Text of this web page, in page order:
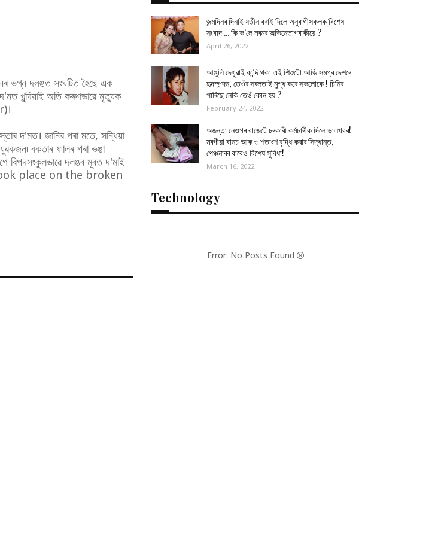
নৈৰ ভগ্ন দলঙত সংঘটিত হৈছে এক
দ'মত খুন্দিয়াই অতি কৰুণভাৱে মৃত্যুক
দ'মত। জানিব পৰা মতে, সন্ধিয়া
বকতাৰ ফালৰ পৰা ভঙা
বিপদসংকুলভাৱে দলঙৰ মূৰত দ'মাই
took place on the broken
জন্মদিনৰ দিনাই যতীন বৰাই দিলে অনুৰাগীসকলক বিশেষ
সংবাদ ... কি ক'লে মৰমৰ অভিনেতাগৰাকীয়ে ?
April 26, 2022
আঙুলি দেখুৱাই কান্দি থকা এই শিশুটো আজি সমগ্ৰ দেশৰে
হৃদস্পন্দন, তেওঁৰ সৰলতাই মুগ্ধ কৰে সকলোকে ! চিনিব
পাৰিছে নেকি তেওঁ কোন হয় ?
February 24, 2022
অজন্তা নেওগৰ বাজেটে চৰকাৰী কৰ্মচাৰীক দিলে ভালখবৰ!
মৰগীয়া বানচ আৰু ৩ শতাংশ বৃদ্ধি কৰাৰ সিদ্ধান্ত,
পেঞ্চনাৰৰ বাবেও বিশেষ সুবিধা!
March 16, 2022
Technology
Error: No Posts Found